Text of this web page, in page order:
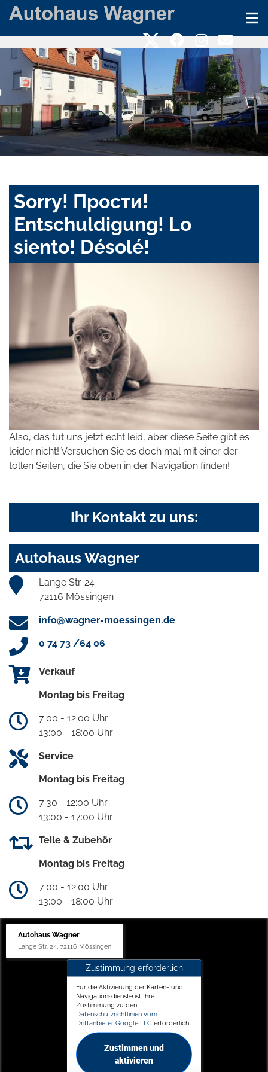
Sorry! Прости!
Entschuldigung! Lo
siento! Désolé!
Also, das tut uns jetzt echt leid, aber diese Seite gibt es
leider nicht! Versuchen Sie es doch mal mit einer der
tollen Seiten, die Sie oben in der Navigation finden!
Ihr Kontakt zu uns:
Autohaus Wagner
Lange Str. 24
72116 Mössingen
info@wagner-moessingen.de
0 74 73 /64 06
Verkauf
Montag bis Freitag
7:00 - 12:00 Uhr
13:00 - 18:00 Uhr
Service
Montag bis Freitag
7:30 - 12:00 Uhr
13:00 - 17:00 Uhr
Teile & Zubehör
Montag bis Freitag
7:00 - 12:00 Uhr
13:00 - 18:00 Uhr
Autohaus Wagner
Lange Str. 24, 72116 Mössingen
Zustimmung erforderlich
Für die Aktivierung der Karten- und
Navigationsdienste ist Ihre
Zustimmung zu den
Datenschutzrichtlinien vom
Drittanbieter Google LLC erforderlich.
Zustimmen und
aktivieren